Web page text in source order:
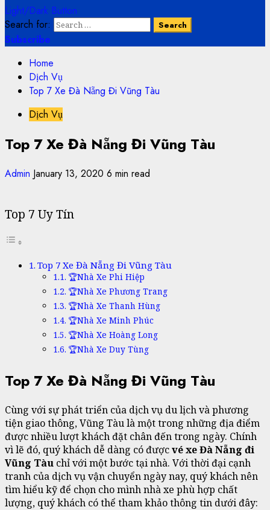
Light/Dark Button
Search for:
Subscribe
Home
Dịch Vụ
Top 7 Xe Đà Nẵng Đi Vũng Tàu
Dịch Vụ
Top 7 Xe Đà Nẵng Đi Vũng Tàu
Admin January 13, 2020 6 min read
Top 7 Uy Tín
Top 7 Xe Đà Nẵng Đi Vũng Tàu
🏆Nhà Xe Phi Hiệp
🏆Nhà Xe Phương Trang
🏆Nhà Xe Thanh Hùng
🏆Nhà Xe Minh Phúc
🏆Nhà Xe Hoàng Long
🏆Nhà Xe Duy Tùng
Top 7 Xe Đà Nẵng Đi Vũng Tàu
Cùng với sự phát triển của dịch vụ du lịch và phương
tiện giao thông, Vũng Tàu là một trong những địa điểm
được nhiều lượt khách đặt chân đến trong ngày. Chính
vì lẽ đó, quý khách dễ dàng có đượcvé xe Đà Nẵng đi
Vũng Tàu chỉ với một bước tại nhà. Với thời đại cạnh
tranh của dịch vụ vận chuyển ngày nay, quý khách nên
tìm hiểu kỹ để chọn cho mình nhà xe phù hợp chất
lượng, quý khách có thể tham khảo thông tin dưới đây: